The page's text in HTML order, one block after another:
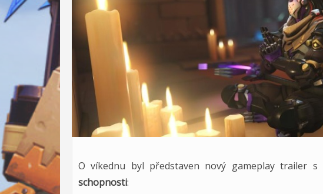
O víkednu byl představen nový gameplay trailer s
schopnosti: